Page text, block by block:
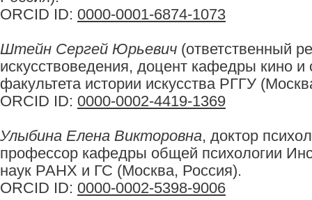
ORCID ID: 0000-0001-6874-1073
Штейн Сергей Юрьевич (ответственный
искусствоведения, доцент кафедры кино и
факультета истории искусства РГГУ
ORCID ID: 0000-0002-4419-1369
Улыбина Елена Викторовна, доктор
профессор кафедры общей психологии
наук РАНХ и ГС (Москва, Россия).
ORCID ID: 0000-0002-5398-9006